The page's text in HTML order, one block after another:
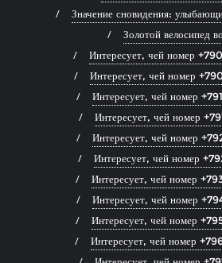
Значение сновидения:
Золотой велосипед
Интересует, чей номер
Интересует, чей номер
Интересует, чей номер
Интересует, чей номер
Интересует, чей номер
Интересует, чей номер
Интересует, чей номер
Интересует, чей номер
Интересует, чей номер
Интересует, чей номер